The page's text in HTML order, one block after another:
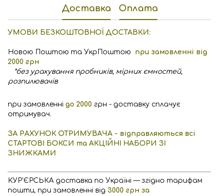
Доставка Оплата
УМОВИ БЕЗКОШТОВНОЇ ДОСТАВКИ:
Новою Поштою та УкрПоштою при замовленні від
2000 грн
*без урахування пробників, мірних ємностей,
розпилювачів
при замовленні до 2000 грн - доставку сплачує
отримувач.
ЗА РАХУНОК ОТРИМУВАЧА - відправляються всі
СТАРТОВІ БОКСИ та АКЦІЙНІ НАБОРИ ЗІ
ЗНИЖКАМИ
КУР'ЄРСЬКА доставка по Україні — згідно тарифам
пошти, при замовленні від 3000 грн за